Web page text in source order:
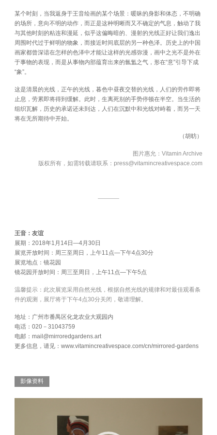
某个时刻，当我返身于王音绘画的某个场景：暖昧的身影和体态，不明确
的场所，意向不明的动作，而正是这种明晰而又不确定的气息，触动了我
与其他时刻的粘连和漫延，似乎这偏晦暗的、漫射的光线正好让我们逸出
周围时代过于鲜明的物象，而接近时间底层的另一种色泽。历史上的中国
画家都曾深谙在怎样的色泽中才能让这样的光感弥漫，画中之光不是外在
于事物的表现，而是从事物内部蕴育出来的氤氲之气，形在“意”引导下成
“象”。
这是清晨的光线，正午的光线，暮色中昼夜交替的光线，人们的劳作即将
止息，劳累即将得到缓解。此时，生离死别的手势停顿在半空。当生活的
组织瓦解，历史的承诺还未到达，人们在沉默中和光线对峙着，而另一天
将在无所期待中开始。
（胡昉）
图片惠允：Vitamin Archive
版权所有，如需转载请联系：press@vitamincreativespace.com
————
王音：友谊
展期：2018年1月14日—4月30日
展览开放时间：周三至周日，上午11点—下午4点30分
展览地点：镜花园
镜花园开放时间：周三至周日，上午11点—下午5点
温馨提示：此次展览采用自然光线，根据自然光线的规律和对最佳观看条
件的观测，展厅将于下午4点30分关闭，敬请理解。
地址：广州市番禺区化龙农业大观园内
电话：020－31043759
电邮：mail@mirroredgardens.art
更多信息，请见：www.vitamincreativespace.com/cn/mirrored-gardens
影像资料